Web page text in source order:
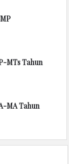
MTs Tahun
MA Tahun